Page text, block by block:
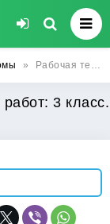
» Рабочая тетрадь для проверочных работ: 3 класс. Природоведение
3 класс.